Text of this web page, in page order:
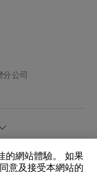
公司
的網站體驗。 如果
意及接受本網站的